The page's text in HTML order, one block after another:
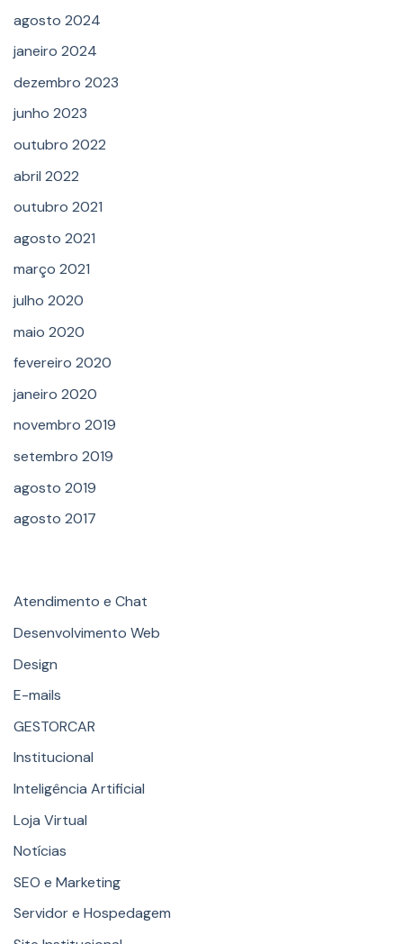
agosto 2024
janeiro 2024
dezembro 2023
junho 2023
outubro 2022
abril 2022
outubro 2021
agosto 2021
março 2021
julho 2020
maio 2020
fevereiro 2020
janeiro 2020
novembro 2019
setembro 2019
agosto 2019
agosto 2017
Atendimento e Chat
Desenvolvimento Web
Design
E-mails
GESTORCAR
Institucional
Inteligência Artificial
Loja Virtual
Notícias
SEO e Marketing
Servidor e Hospedagem